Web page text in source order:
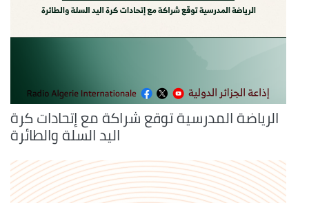
الرياضة المدرسية توقع شراكة مع إتحادات كرة
اليد السلة والطائرة